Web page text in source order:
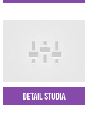
Detail studia